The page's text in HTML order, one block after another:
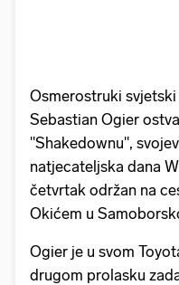
Osmerostruki
Sebastian Ogier
"Shakedownu",
natjecateljska dana
četvrtak održan na
Okićem u
Ogier je u svom
drugom prolasku